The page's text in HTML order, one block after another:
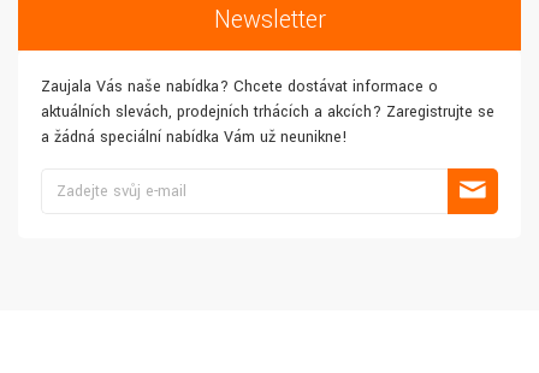
Newsletter
Zaujala Vás naše nabídka? Chcete dostávat informace o
aktuálních slevách, prodejních trhácích a akcích? Zaregistrujte se
a žádná speciální nabídka Vám už neunikne!